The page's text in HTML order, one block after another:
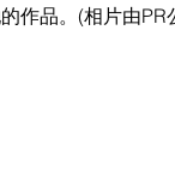
作品。(相片由PR